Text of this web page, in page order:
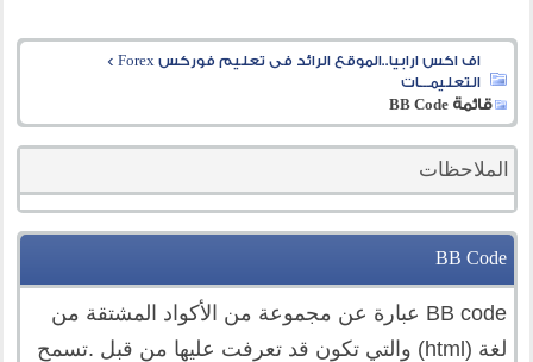
اف اكس ارابيا..الموقع الرائد فى تعليم فوركس Forex
>
التعليمـــات
قائمة BB Code
الملاحظات
BB Code
BB code عبارة عن مجموعة من الأكواد المشتقة من
لغة (html) والتي تكون قد تعرفت عليها من قبل .تسمح